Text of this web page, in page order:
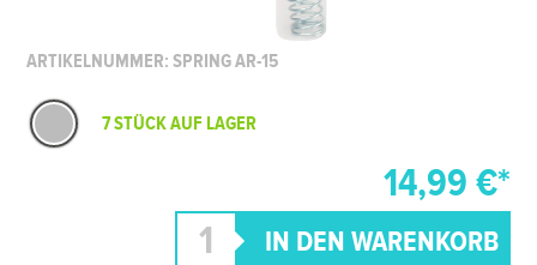
ARTIKELNUMMER: SPRING AR-15
7 STÜCK AUF LAGER
14,99 €*